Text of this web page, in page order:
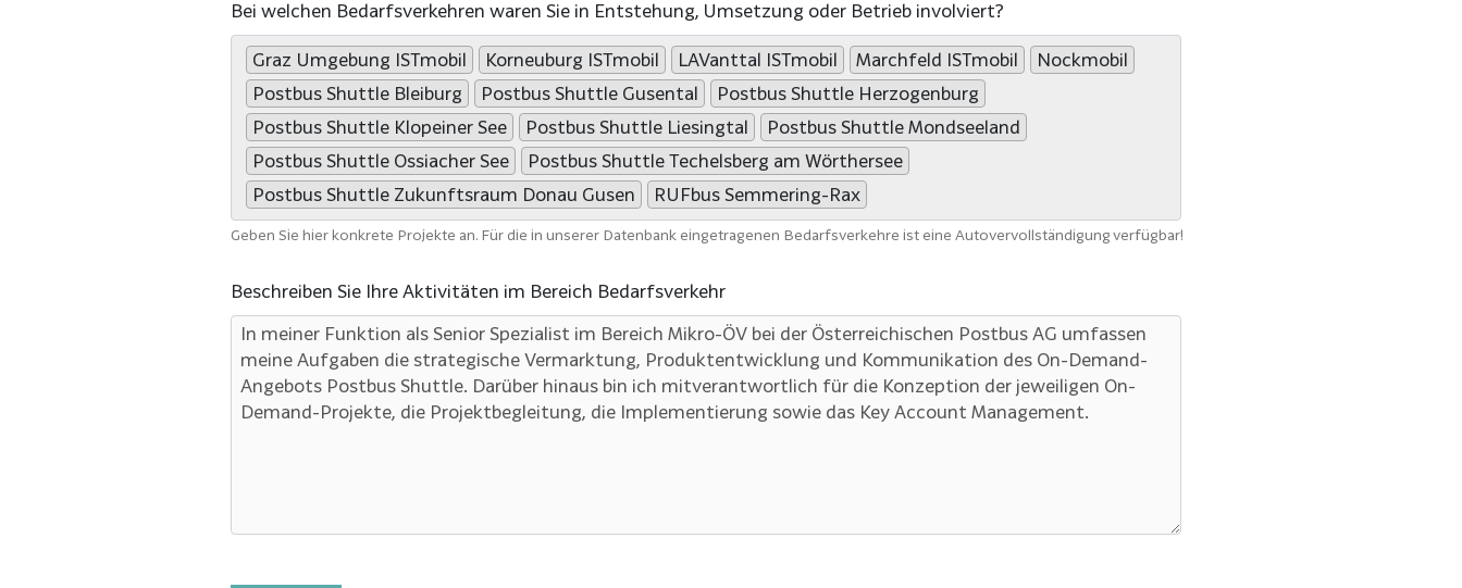
Bei welchen Bedarfsverkehren waren Sie in Entstehung, Umsetzung oder Betrieb involviert?
Graz Umgebung ISTmobil Korneuburg ISTmobil LAVanttal ISTmobil Marchfeld ISTmobil
Nockmobil
Postbus Shuttle Bleiburg
Postbus Shuttle Gusental
Postbus Shuttle Herzogenburg
Postbus Shuttle Klopeiner See
Postbus Shuttle Liesingtal
Postbus Shuttle Mondseeland
Postbus Shuttle Ossiacher See
Postbus Shuttle Techelsberg am Wörthersee
Postbus Shuttle Zukunftsraum Donau Gusen
RUFbus Semmering-Rax
Geben Sie hier konkrete Projekte an. Für die in unserer Datenbank eingetragenen Bedarfsverkehre ist eine Autovervollständigung verfügbar!
Beschreiben Sie Ihre Aktivitäten im Bereich Bedarfsverkehr